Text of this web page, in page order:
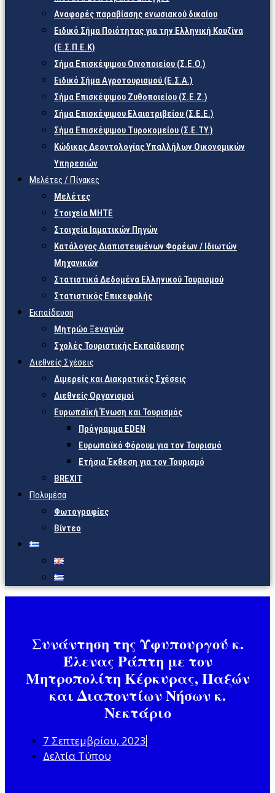
Αναφορές παραβίασης ενωσιακού δικαίου
Ειδικό Σήμα Ποιότητας για την Ελληνική Κουζίνα
(Ε.Σ.Π.Ε.Κ)
Σήμα Επισκέψιμου Οινοποιείου (Σ.Ε.Ο.)
Ειδικό Σήμα Αγροτουρισμού (Ε.Σ.Α.)
Σήμα Επισκέψιμου Ζυθοποιείου (Σ.Ε.Ζ.)
Σήμα Επισκέψιμου Ελαιοτριβείου (Σ.Ε.Ε.)
Σήμα Επισκέψιμου Τυροκομείου (Σ.Ε.TY.)
Κώδικας Δεοντολογίας Υπαλλήλων Οικονομικών
Υπηρεσιών
Μελέτες / Πίνακες
Μελέτες
Στοιχεία ΜΗΤΕ
Στοιχεία Ιαματικών Πηγών
Κατάλογος Διαπιστευμένων Φορέων / Ιδιωτών
Μηχανικών
Στατιστικά Δεδομένα Ελληνικού Τουρισμού
Στατιστικός Επικεφαλής
Εκπαίδευση
Μητρώο Ξεναγών
Σχολές Τουριστικής Εκπαίδευσης
Διεθνείς Σχέσεις
Διμερείς και Διακρατικές Σχέσεις
Διεθνείς Οργανισμοί
Ευρωπαϊκή Ένωση και Τουρισμός
Πρόγραμμα EDEN
Ευρωπαϊκό Φόρουμ για τον Τουρισμό
Ετήσια Έκθεση για τον Τουρισμό
BREXIT
Πολυμέσα
Φωτογραφίες
Βίντεο
Συνάντηση της Υφυπουργού κ.
Έλενας Ράπτη με τον
Μητροπολίτη Κέρκυρας, Παξών
και Διαποντίων Νήσων κ.
Νεκτάριο
7 Σεπτεμβρίου, 2023
Δελτία Τύπου